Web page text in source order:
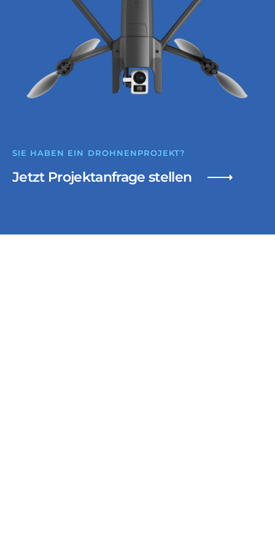
SIE HABEN EIN DROHNENPROJEKT?
Jetzt Projektanfrage stellen